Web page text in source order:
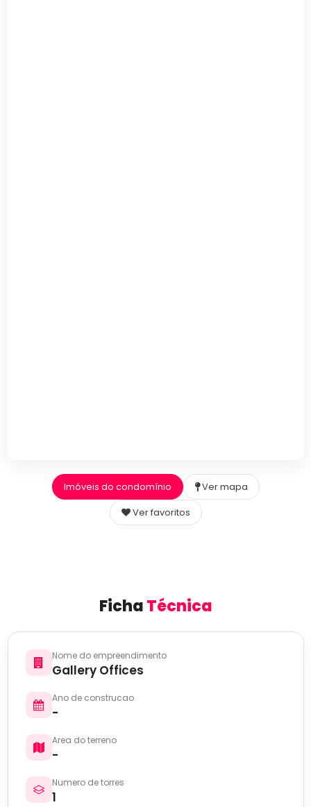
Imóveis do condomínio
Ver mapa
Ver favoritos
FichaTécnica
Nome do empreendimento
Gallery Offices
Ano de construcao
-
Area do terreno
-
Numero de torres
1